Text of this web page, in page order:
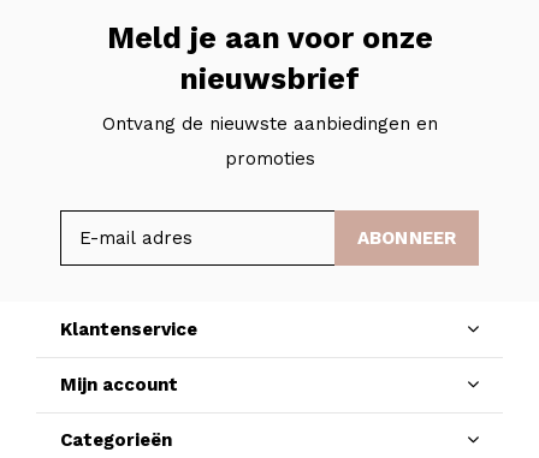
Meld je aan voor onze
nieuwsbrief
Ontvang de nieuwste aanbiedingen en
promoties
ABONNEER
Klantenservice
Mijn account
Categorieën